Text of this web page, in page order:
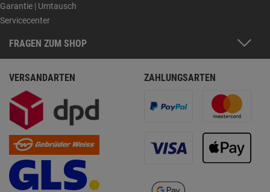
Garantie | Umtausch
Servicecenter
FRAGEN ZUM SHOP
VERSANDARTEN ZAHLUNGSARTEN